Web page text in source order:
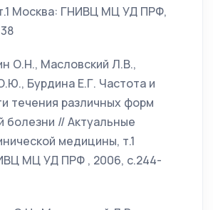
Москва: ГНИВЦ МЦ УД ПРФ,
О.Н., Масловский Л.В.,
Бурдина Е.Г. Частота и
течения различных форм
болезни // Актуальные
медицины, т.1
МЦ УД ПРФ , 2006, с.244-